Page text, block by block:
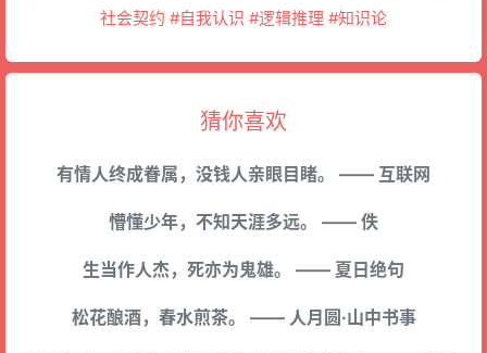
社会契约 #自我认识 #逻辑推理 #知识论
猜你喜欢
有情人终成眷属，没钱人亲眼目睹。 —— 互联网
懵懂少年，不知天涯多远。 —— 佚
生当作人杰，死亦为鬼雄。 —— 夏日绝句
松花酿酒，春水煎茶。 —— 人月圆·山中书事